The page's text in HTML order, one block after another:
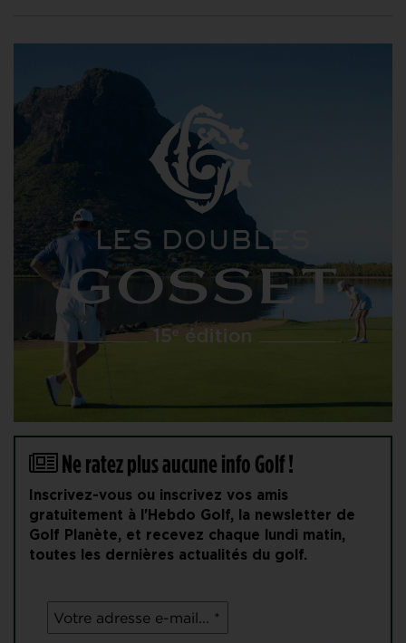
Ne ratez plus aucune info Golf !
Inscrivez-vous ou inscrivez vos amis
gratuitement à l'Hebdo Golf, la newsletter de
Golf Planète, et recevez chaque lundi matin,
toutes les dernières actualités du golf.